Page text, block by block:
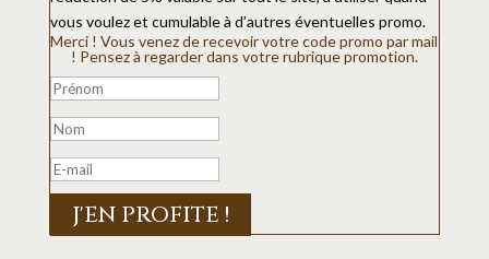
vous voulez et cumulable à d’autres éventuelles promo.
Merci ! Vous venez de recevoir votre code promo par mail
! Pensez à regarder dans votre rubrique promotion.
J'EN PROFITE !